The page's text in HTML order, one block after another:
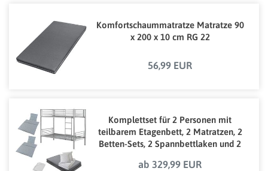
Komfortschaummatratze Matratze 90
x 200 x 10 cm RG 22
56,99 EUR
Komplettset für 2 Personen mit
teilbarem Etagenbett, 2 Matratzen, 2
Betten-Sets, 2 Spannbettlaken und 2
ab 329,99 EUR